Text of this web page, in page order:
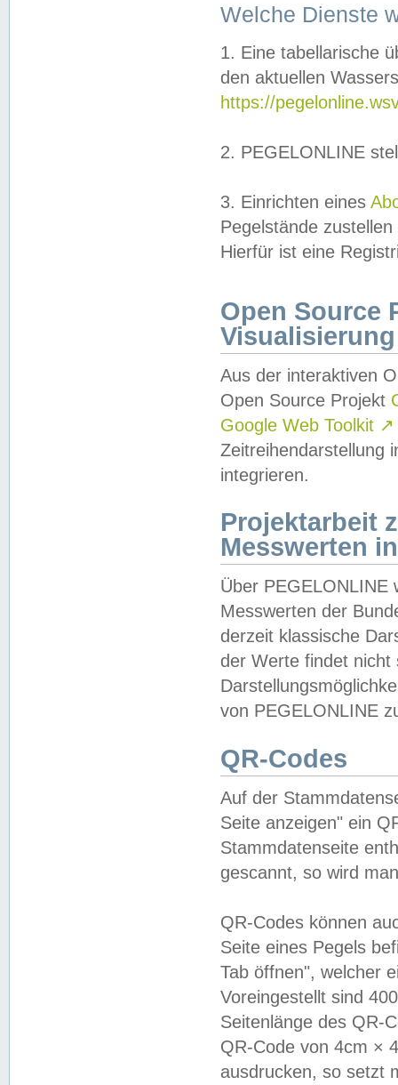
Welche Dienste
1. Eine tabellarische
den aktuellen
https://
2. PEGELONLINE
3. Einrichten eines
Pegelstände
Hierfür ist eine
Open Source
Visualisierung
Aus der interaktiven
Open Source Projekt
Google Web Toolkit ↗
Zeitreihendarstellung
integrieren.
Projektarbeit
Messwerten
Über PEGELONLINE
Messwerten der
derzeit klassische
der Werte findet
von PEGELONLINE
QR-Codes
Auf der
Seite anzeigen" ein
Stammdatenseite
gescannt, so wird
QR-Codes können
Seite eines Pegels
Tab öffnen", welcher
Voreingestellt sind
Seitenlänge des QR-
QR-Code von 4cm ×
ausdrucken, so setzt